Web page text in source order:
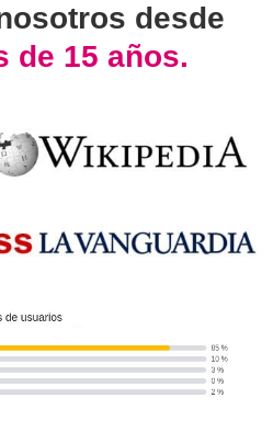
desde
de 15 años.